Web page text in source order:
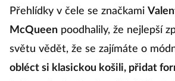
Přehlídky v čele se značkami
McQueen poodhalily, že nejlepší
světu vědět, že se zajímáte o
obléct si klasickou košili, přidat